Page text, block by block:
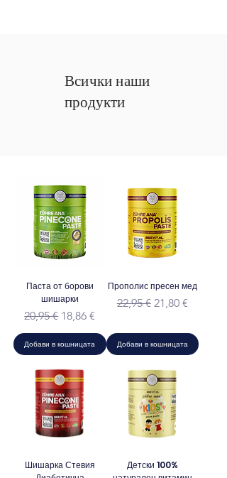
Всички наши
продукти
Паста от борови
шишарки
Редовна цена
20,95 € Продажна цена
18,86 €
Добави в кошницата
Прополис пресен мед
Редовна цена
22,95 € Продажна
21,80 €
Добави в кошницата
Шишарка Стевия
Детски 100%